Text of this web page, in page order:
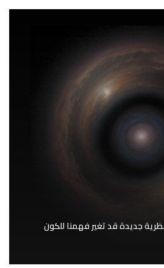
جديدة قد تغير فهمنا للكون